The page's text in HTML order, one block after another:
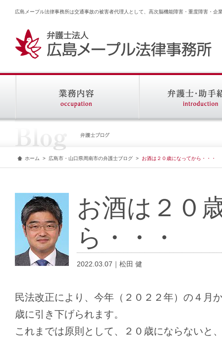
広島メープル法律事務所は交通事故の被害者代理人として、高次脳機能障害・重度障害・企
ホーム > 広島市・山口県周南市の弁護士ブログ > お酒は２０歳になってから・・・
お酒は２０
ら・・・
2022.03.07｜松田 健
民法改正により、今年（２０２２年）の４月
歳に引き下げられます。
これまでは原則として、２０歳にならないと